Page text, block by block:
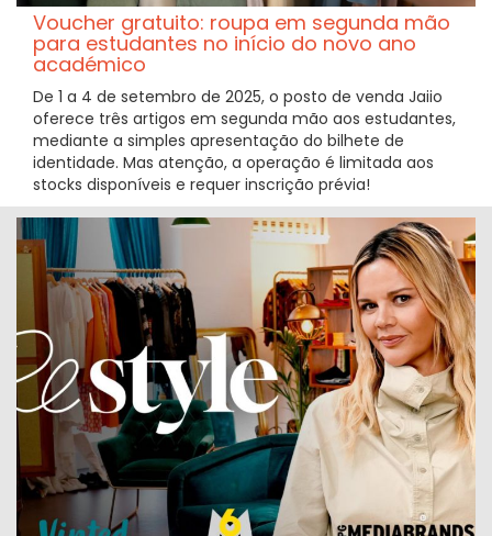
Voucher gratuito: roupa em segunda mão
para estudantes no início do novo ano
académico
De 1 a 4 de setembro de 2025, o posto de venda Jaiio
oferece três artigos em segunda mão aos estudantes,
mediante a simples apresentação do bilhete de
identidade. Mas atenção, a operação é limitada aos
stocks disponíveis e requer inscrição prévia!